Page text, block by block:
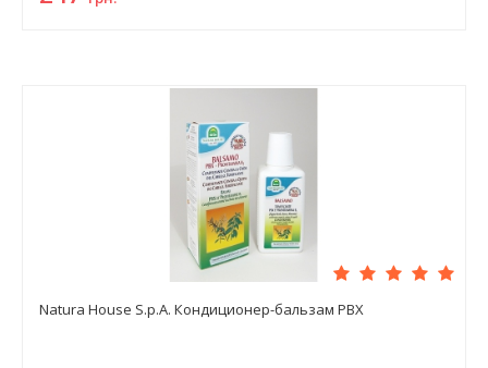
Natura House S.p.A. Кондиционер-бальзам РВХ